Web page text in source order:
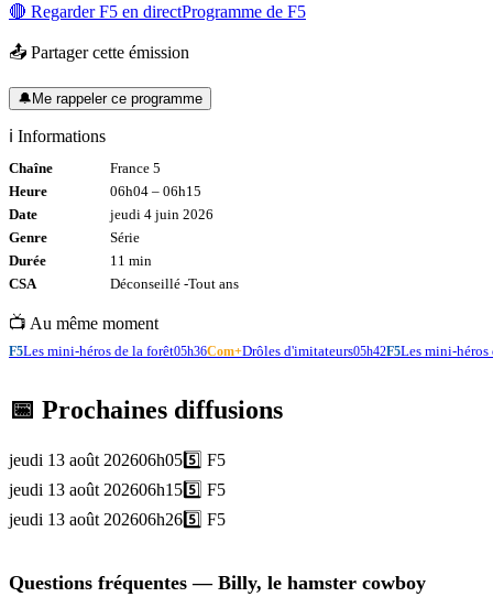
🔴 RegarderF5 en directProgramme de F5
📤 Partager cette émission
🔔Me rappeler ce programme
ℹ️ Informations
Chaîne
France 5
Heure
06h04 – 06h15
Date
jeudi 4 juin 2026
Genre
Série
Durée
11 min
CSA
Déconseillé -Tout ans
📺 Au même moment
F5Les mini-héros de la forêt05h36Com+Drôles d'imitateurs05h42F5Les mini-héros
📅 Prochaines diffusions
jeudi 13 août 202606h055️⃣ F5
jeudi 13 août 202606h155️⃣ F5
jeudi 13 août 202606h265️⃣ F5
Questions fréquentes — Billy, le hamster cowboy